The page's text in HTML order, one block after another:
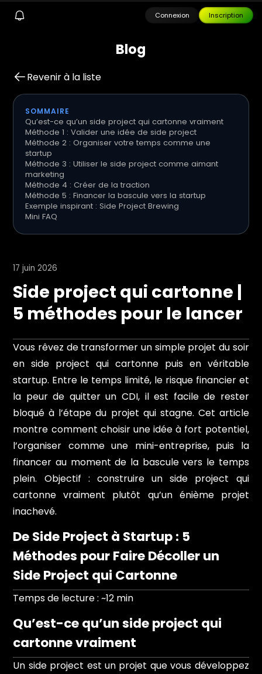
Connexion Inscription
Blog
Revenir à la liste
17 juin 2026
Side project qui cartonne |
5 méthodes pour le lancer
Vous rêvez de transformer un simple projet du soir
en side project qui cartonne puis en véritable
startup. Entre le temps limité, le risque financier et
la peur de quitter un CDI, il est facile de rester
bloqué à l’étape du projet qui stagne. Cet article
montre comment choisir une idée à fort potentiel,
l’organiser comme une mini-entreprise, puis la
financer au moment de la bascule vers le temps
plein. Objectif : construire un side project qui
cartonne vraiment plutôt qu’un énième projet
inachevé.
De Side Project à Startup : 5
Méthodes pour Faire Décoller un
Side Project qui Cartonne
Temps de lecture : ~12 min
Qu’est-ce qu’un side project qui
cartonne vraiment
Un side project est un projet que vous développez
SOMMAIRE
Qu’est-ce qu’un side project qui cartonne vraiment
Méthode 1 : Valider une idée de side project
Méthode 2 : Organiser votre temps comme une
startup
Méthode 3 : Utiliser le side project comme aimant
marketing
Méthode 4 : Créer de la traction
Méthode 5 : Financer la bascule vers la startup
Exemple inspirant : Side Project Brewing
Mini FAQ